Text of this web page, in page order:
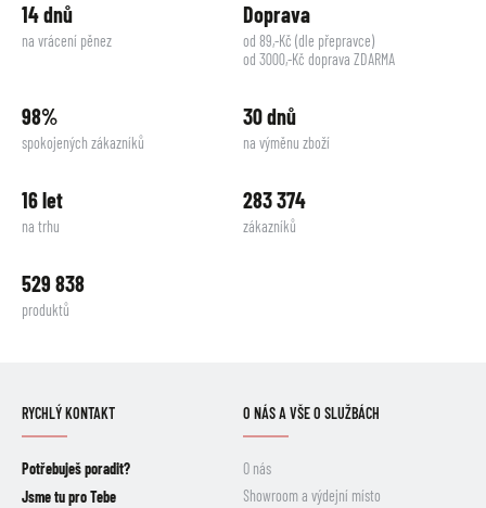
14 dnů
na vrácení pěnez
Doprava
od 89,-Kč (dle přepravce)
od 3000,-Kč doprava ZDARMA
98%
spokojených zákazníků
30 dnů
na výměnu zboží
16 let
na trhu
283 374
zákazníků
529 838
produktů
RYCHLÝ KONTAKT
Potřebuješ poradit?
Jsme tu pro Tebe
O NÁS A VŠE O SLUŽBÁCH
O nás
Showroom a výdejní místo